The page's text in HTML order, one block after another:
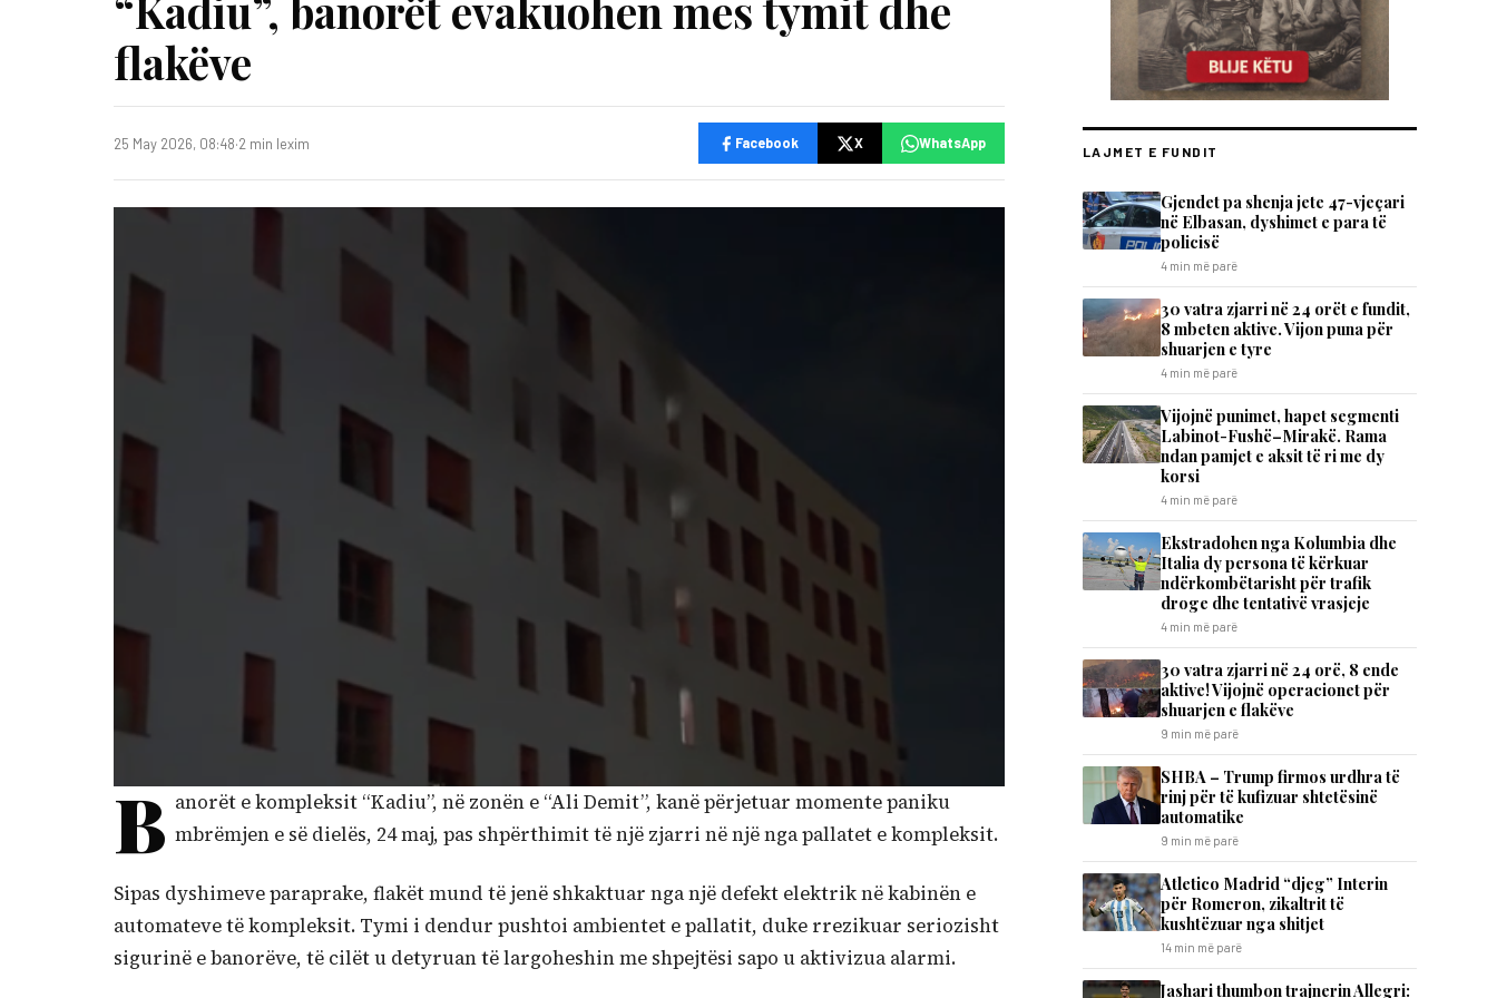
flakëve
25 May 2026, 08:48·2 min lexim Facebook X WhatsApp
B anorët e kompleksit “Kadiu”, në zonën e “Ali Demit”, kanë përjetuar momente paniku
mbrëmjen e së dielës, 24 maj, pas shpërthimit të një zjarri në një nga pallatet e kompleksit.
Sipas dyshimeve paraprake, flakët mund të jenë shkaktuar nga një defekt elektrik në kabinën e
automateve të kompleksit. Tymi i dendur pushtoi ambientet e pallatit, duke rrezikuar seriozisht
sigurinë e banorëve, të cilët u detyruan të largoheshin me shpejtësi sapo u aktivizua alarmi.
LAJMET E FUNDIT
Gjendet pa shenja jete 47-vjeçari
në Elbasan, dyshimet e para të
policisë
4 min më parë
30 vatra zjarri në 24 orët e fundit,
8 mbeten aktive. Vijon puna për
shuarjen e tyre
4 min më parë
Vijojnë punimet, hapet segmenti
Labinot-Fushë–Mirakë. Rama
ndan pamjet e aksit të ri me dy
korsi
4 min më parë
Ekstradohen nga Kolumbia dhe
Italia dy persona të kërkuar
ndërkombëtarisht për trafik
droge dhe tentativë vrasjeje
4 min më parë
30 vatra zjarri në 24 orë, 8 ende
aktive! Vijojnë operacionet për
shuarjen e flakëve
9 min më parë
SHBA – Trump firmos urdhra të
rinj për të kufizuar shtetësinë
automatike
9 min më parë
Atletico Madrid “djeg” Interin
për Romeron, zikaltrit të
kushtëzuar nga shitjet
14 min më parë
Jashari thumbon trajnerin Allegri: